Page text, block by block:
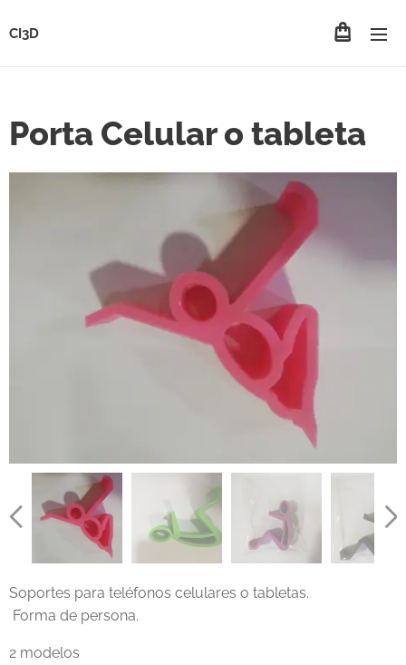
CI3D
Porta Celular o tableta
Soportes para teléfonos celulares o tabletas.
Forma de persona.
2 modelos